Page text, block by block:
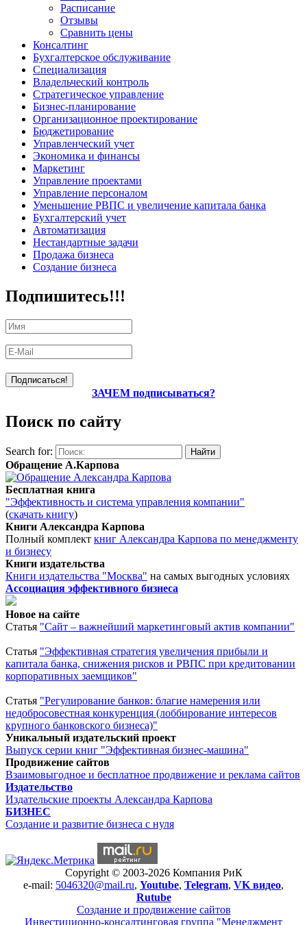
Расписание
Отзывы
Сравнить цены
Консалтинг
Бухгалтерское обслуживание
Специализация
Владельческий контроль
Стратегическое управление
Бизнес-планирование
Организационное проектирование
Бюджетирование
Управленческий учет
Экономика и финансы
Маркетинг
Управление проектами
Управление персоналом
Уменьшение РВПС и увеличение капитала банка
Бухгалтерский учет
Автоматизация
Нестандартные задачи
Продажа бизнеса
Создание бизнеса
Подпишитесь!!!
ЗАЧЕМ подписываться?
Поиск по сайту
Search for:
Обращение А.Карпова
Бесплатная книга
"Эффективность и система управления компании"
(скачать книгу)
Книги Александра Карпова
Полный комплект книг Александра Карпова по менеджменту
и бизнесу
Книги издательства
Книги издательства "Москва" на самых выгодных условиях
Ассоциация эффективного бизнеса
Новое на сайте
Статья "Сайт – важнейший маркетинговый актив компании"
Статья "Эффективная стратегия увеличения прибыли и
капитала банка, снижения рисков и РВПС при кредитовании
корпоративных заемщиков"
Статья "Регулирование банков: благие намерения или
недобросовестная конкуренция (лоббирование интересов
крупного банковского бизнеса)"
Уникальный издательский проект
Выпуск серии книг "Эффективная бизнес-машина"
Продвижение сайтов
Взаимовыгодное и бесплатное продвижение и реклама сайтов
Издательство
Издательские проекты Александра Карпова
БИЗНЕС
Создание и развитие бизнеса с нуля
Copyright © 2003-2026 Компания РиК
e-mail: 5046320@mail.ru, Youtube, Telegram, VK видео,
Rutube
Создание и продвижение сайтов
Инвестиционно-консалтинговая группа "Менеджмент